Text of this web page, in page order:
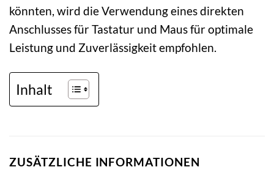
könnten, wird die Verwendung eines direkten
Anschlusses für Tastatur und Maus für optimale
Leistung und Zuverlässigkeit empfohlen.
Inhalt
ZUSÄTZLICHE INFORMATIONEN